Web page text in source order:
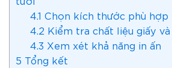
4.1 Chọn kích thước phù hợp
4.2 Kiểm tra chất liệu giấy
4.3 Xem xét khả năng in ấn
5 Tổng kết